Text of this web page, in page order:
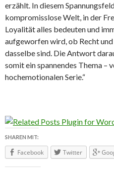
erzählt. In diesem
kompromisslose Welt, in der
Loyalität alles bedeuten und
aufgeworfen wird, ob Recht
dasselbe sind. Die Antwort
somit ein spannendes Thema –
hochemotionalen Serie.“
SHAREN MIT:
Facebook Twitter